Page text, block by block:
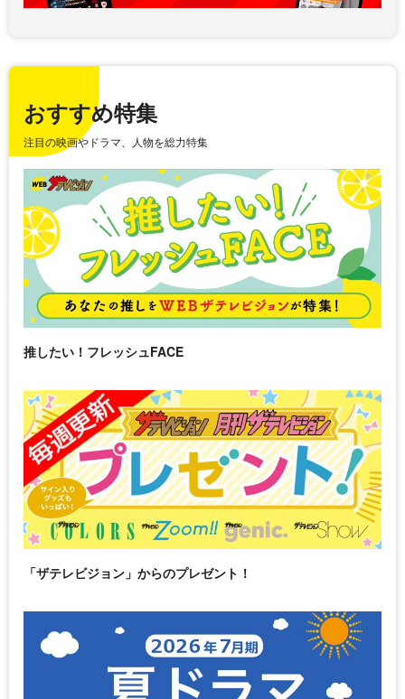
おすすめ特集
注目の映画やドラマ、人物を総力特集
推したい！フレッシュFACE
「ザテレビジョン」からのプレゼント！